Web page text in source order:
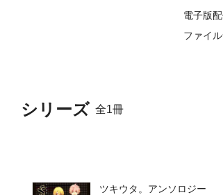
シリーズ 全1冊
ツキウタ。アンソロジー
電子版
ファイ